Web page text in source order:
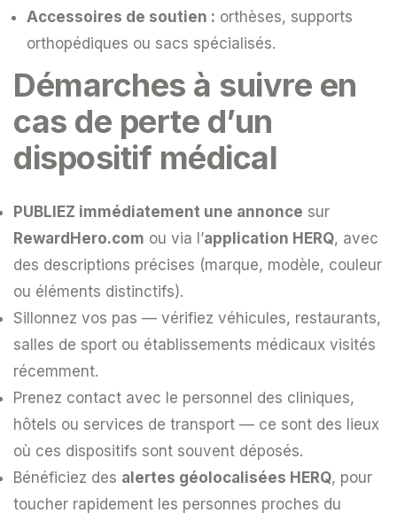
Accessoires de soutien : orthèses, supports
orthopédiques ou sacs spécialisés.
Démarches à suivre en
cas de perte d’un
dispositif médical
PUBLIEZ immédiatement une annonce sur
RewardHero.com ou via l’application HERQ, avec
des descriptions précises (marque, modèle, couleur
ou éléments distinctifs).
Sillonnez vos pas — vérifiez véhicules, restaurants,
salles de sport ou établissements médicaux visités
récemment.
Prenez contact avec le personnel des cliniques,
hôtels ou services de transport — ce sont des lieux
où ces dispositifs sont souvent déposés.
Bénéficiez des alertes géolocalisées HERQ, pour
toucher rapidement les personnes proches du